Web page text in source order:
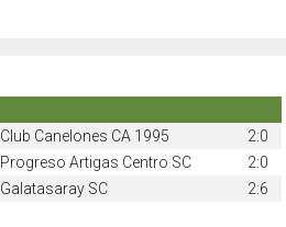
Club Canelones CA 1995
2:0
Progreso Artigas Centro SC
2:0
Galatasaray SC 2:6